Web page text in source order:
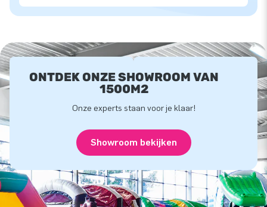
ONTDEK ONZE SHOWROOM VAN
1500M2
Onze experts staan voor je klaar!
Showroom bekijken